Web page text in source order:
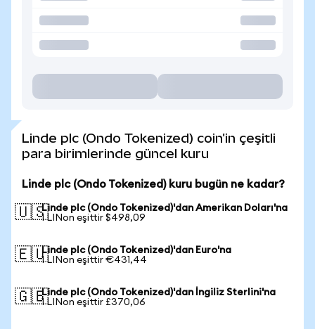
Linde plc (Ondo Tokenized) coin'in çeşitli
para birimlerinde güncel kuru
Linde plc (Ondo Tokenized) kuru bugün ne kadar?
🇺🇸Linde plc (Ondo Tokenized)'dan Amerikan Doları'na
1 LINon eşittir $498,09
🇪🇺Linde plc (Ondo Tokenized)'dan Euro'na
1 LINon eşittir €431,44
🇬🇧Linde plc (Ondo Tokenized)'dan İngiliz Sterlini'na
1 LINon eşittir £370,06